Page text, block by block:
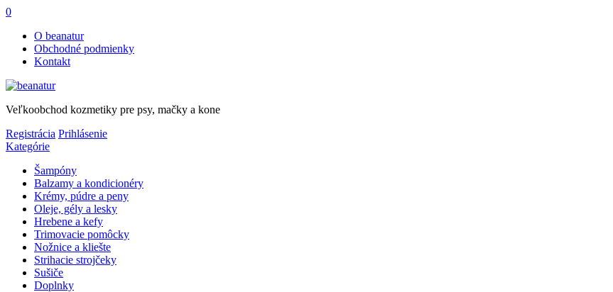
0
O beanatur
Obchodné podmienky
Kontakt
Veľkoobchod kozmetiky pre psy, mačky a kone
Registrácia Prihlásenie
Kategórie
Šampóny
Balzamy a kondicionéry
Krémy, púdre a peny
Oleje, gély a lesky
Hrebene a kefy
Trimovacie pomôcky
Nožnice a kliešte
Strihacie strojčeky
Sušiče
Doplnky